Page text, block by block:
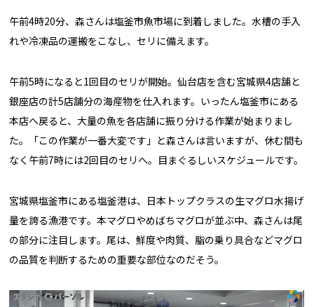
午前4時20分、森さんは塩釜市魚市場に到着しました。水槽の手入
れや冷凍品の運搬をこなし、セリに備えます。
午前5時になると1回目のセリが開始。仙台店を含む宮城県4店舗と
銀座店の計5店舗分の海産物を仕入れます。いったん塩釜市にある
本店へ戻ると、大量の魚を各店舗に振り分ける作業が始まりまし
た。「この作業が一番大変です」と森さんは言いますが、休む間も
なく午前7時には2回目のセリへ。目まぐるしいスケジュールです。
宮城県塩釜市にある塩釜港は、日本トップクラスの生マグロ水揚げ
量を誇る漁港です。本マグロやめばちマグロが並ぶ中、森さんは尾
の部分に注目します。尾は、鮮度や肉質、脂の乗り具合などマグロ
の品質を判断するための重要な部位なのだそう。